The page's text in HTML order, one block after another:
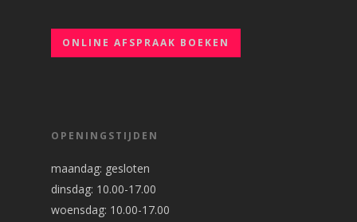
ONLINE AFSPRAAK BOEKEN
OPENINGSTIJDEN
maandag: gesloten
dinsdag: 10.00-17.00
woensdag: 10.00-17.00